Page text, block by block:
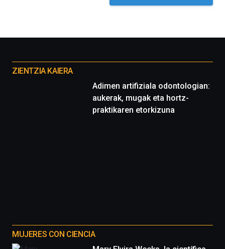
proyectos
ZIENTZIA KAIERA
Adimen artifiziala odontologian:
aukerak, mugak eta hortz-
praktikaren etorkizuna
MUJERES CON CIENCIA